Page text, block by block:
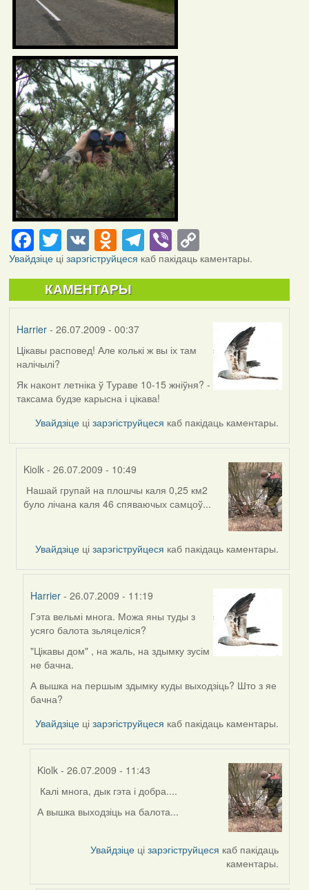
Facebook
Twitter
VKOdnoklassniki
Telegram
ViberCopy
Link
Увайдзіцеці зарэгіструйцеся каб пакідаць каментары.
КАМЕНТАРЫ
Harrier- 26.07.2009 - 00:37
Цікавы расповед! Але колькі ж вы іх там
налічылі?
Як наконт летніка ў Тураве 10-15 жніўня? -
таксама будзе карысна і цікава!
Увайдзіце цізарэгіструйцеся каб пакідаць каментары.
Kiolk - 26.07.2009 - 10:49
In
reply
Harrier
Нашай групай на плошчы каля 0,25 км2
було лічана каля 46 спяваючых самцоў...
Увайдзіце цізарэгіструйцеся каб пакідаць каментары.
Harrier - 26.07.2009 - 11:19
In
reply
to
by
Гэта вельмі многа. Можа яны туды з
усяго балота зьляцеліся?
"Цікавы дом" , на жаль, на здымку зусім
не бачна.
А вышка на першым здымку куды выходзіць? Што з яе
бачна?
Увайдзіце цізарэгіструйцеся каб пакідаць каментары.
Kiolk- 26.07.2009 - 11:43
In
reply
Калі многа, дык гэта і добра....
А вышка выходзіць на балота...
Увайдзіце цізарэгіструйцеся каб пакідаць
каментары.